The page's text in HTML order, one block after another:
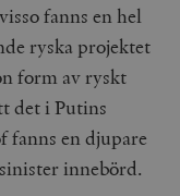
fanns en hel
ryska projektet
form av ryskt
det i Putins
fanns en djupare
innebörd.